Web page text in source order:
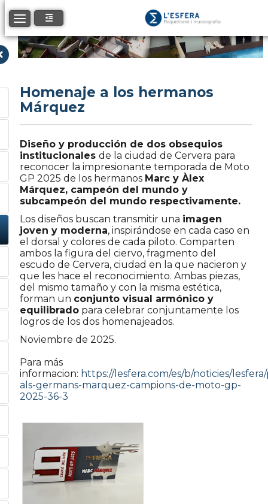
Toggle navigation
Homenaje a los hermanos
Márquez
Diseño y producción de dos obsequios
institucionales de la ciudad de Cervera para
reconocer la impresionante temporada de Moto
GP 2025 de los hermanos Marc y Àlex
Márquez, campeón del mundo y
subcampeón del mundo respectivamente.
Los diseños buscan transmitir una imagen
joven y moderna, inspirándose en cada caso en
el dorsal y colores de cada piloto. Comparten
ambos la figura del ciervo, fragmento del
escudo de Cervera, ciudad en la que nacieron y
que les hace el reconocimiento. Ambas piezas,
del mismo tamaño y con la misma estética,
forman un conjunto visual armónico y
equilibrado para celebrar conjuntamente los
logros de los dos homenajeados.
Noviembre de 2025.
Para más
informacion: https://lesfera.com/es/b/noticies/
als-germans-marquez-campions-de-moto-gp-
2025-36-3